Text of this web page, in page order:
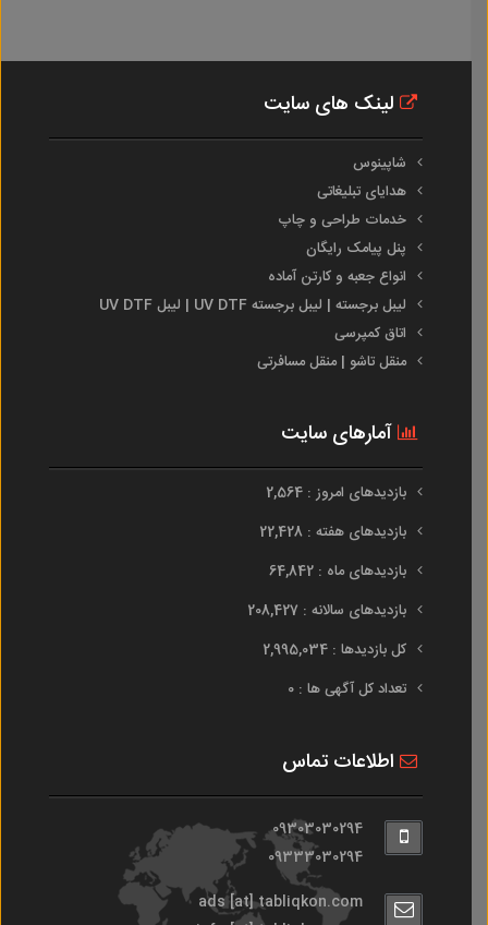
لینک های سایت
شاپینوس
هدایای تبلیغاتی
خدمات طراحی و چاپ
پنل پیامک رایگان
انواع جعبه و کارتن آماده
لیبل برجسته | لیبل برجسته UV DTF | لیبل UV DTF
اتاق کمپرسی
منقل تاشو | منقل مسافرتی
آمارهای سایت
بازدیدهای امروز : 2,564
بازدیدهای هفته : 22,428
بازدیدهای ماه : 64,842
بازدیدهای سالانه : 208,427
کل بازدیدها : 2,995,034
تعداد کل آگهی ها : 0
اطلاعات تماس
09303030294
09333030294
ads [at] tabliqkon.com